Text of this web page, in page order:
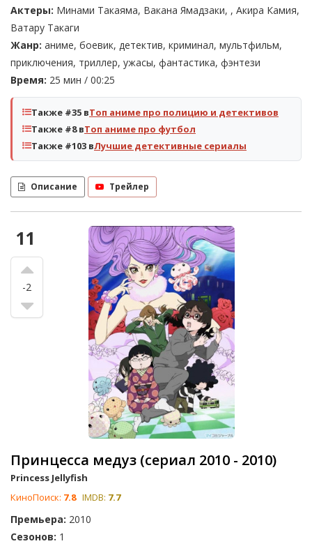
Актеры: Минами Такаяма, Вакана Ямадзаки, , Акира Камия,
Ватару Такаги
Жанр: аниме, боевик, детектив, криминал, мультфильм,
приключения, триллер, ужасы, фантастика, фэнтези
Время: 25 мин / 00:25
Также #35 вТоп аниме про полицию и детективов
Также #8 вТоп аниме про футбол
Также #103 вЛучшие детективные сериалы
Описание Трейлер
11
-2
Принцесса медуз (сериал 2010 - 2010)
Princess Jellyfish
КиноПоиск: 7.8 IMDB: 7.7
Премьера: 2010
Сезонов: 1